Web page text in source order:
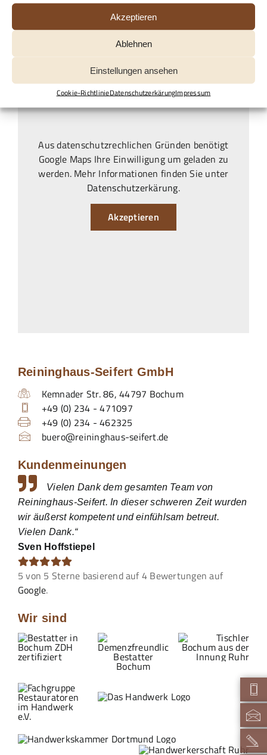
Akzeptieren
Ablehnen
Einstellungen ansehen
Cookie-RichtlinieDatenschutzerkärungImpressum
Aus datenschutzrechlichen Gründen benötigt
Google Maps Ihre Einwilligung um geladen zu
werden. Mehr Informationen finden Sie unter
Datenschutzerkärung.
Akzeptieren
Reininghaus-Seifert GmbH
Kemnader Str. 86,44797 Bochum
+49 (0) 234 - 471097
+49 (0) 234 - 462325
buero@reininghaus-seifert.de
Kundenmeinungen
Vielen Dank dem gesamten Team von
Reininghaus-Seifert. In dieser schweren Zeit wurden
wir äußerst kompetent und einfühlsam betreut.
Vielen Dank.“
Sven Hoffstiepel
5 von 5 Sterne basierend auf 4 Bewertungen auf
Google.
Wir sind